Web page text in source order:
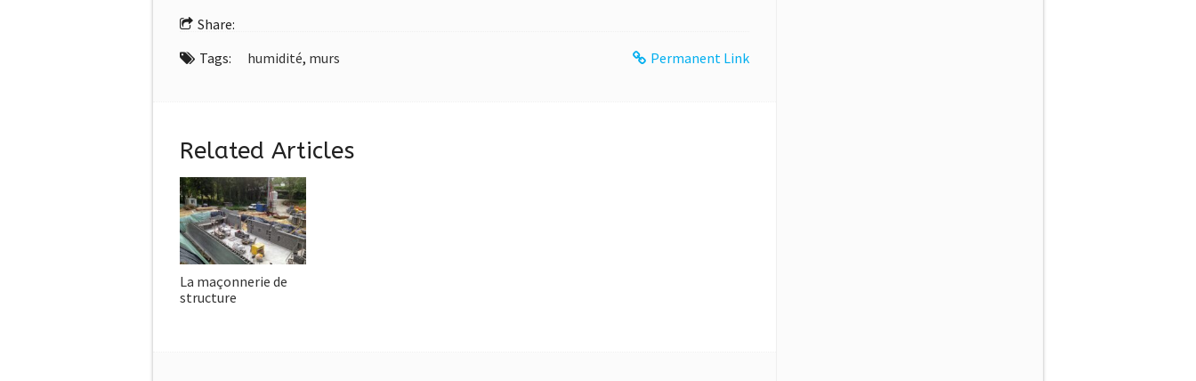
Share:
Tags:
humidité, murs Permanent Link
Related Articles
La maçonnerie de
structure